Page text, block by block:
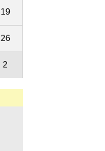
19
26
2